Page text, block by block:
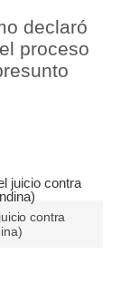
declaró
proceso
contra